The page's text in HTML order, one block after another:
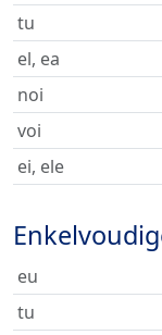
tu
el, ea
noi
voi
ei, ele
eu
tu